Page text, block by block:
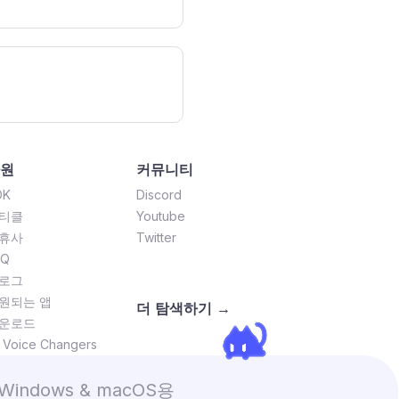
클
사
그
되는 앱
로드
Voice Changers
커뮤니티
Discord
Youtube
Twitter
더 탐색하기 →
& macOS용